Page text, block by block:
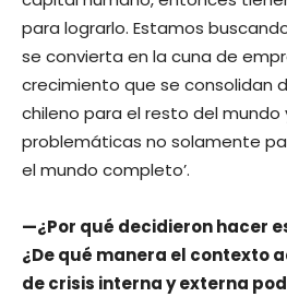
para lograrlo. Estamos
se convierta en la cuna de
crecimiento que se consolidan
chileno para el resto del mundo
problemáticas no solamente
el mundo completo’.
—¿Por qué decidieron hacer
¿De qué manera el contexto
de crisis interna y externa